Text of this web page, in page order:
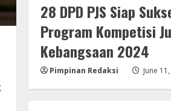
28 DPD PJS Siap
Program Kompetisi
Kebangsaan 2024
Pimpinan Redaksi June